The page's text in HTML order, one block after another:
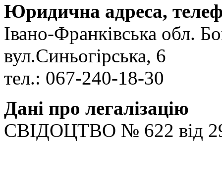
Юридична адреса,
Івано-Франківська обл.
вул.Синьогірська, 6
тел.: 067-240-18-30
Дані про легалізацію
СВІДОЦТВО № 622 від